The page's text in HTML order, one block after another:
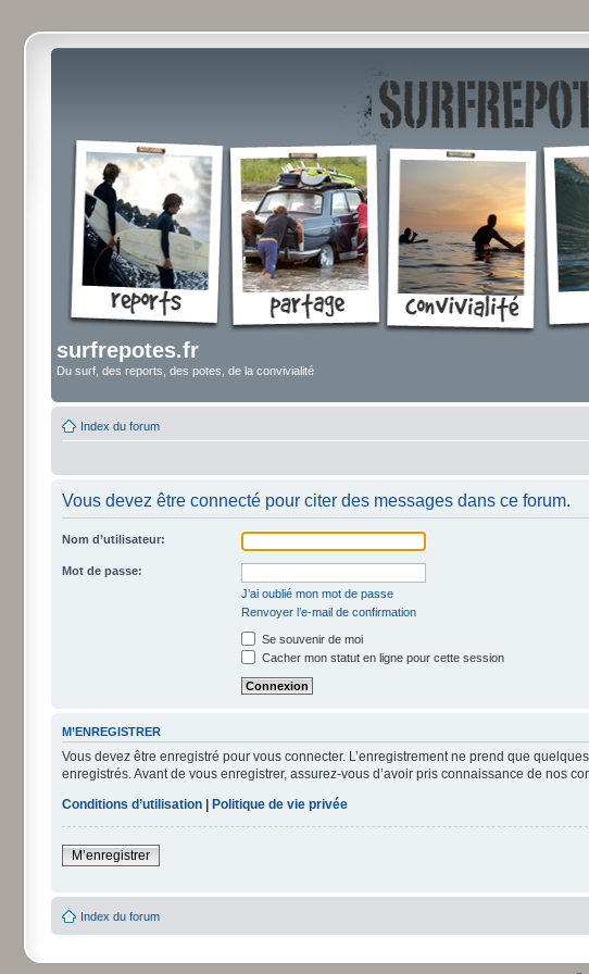
surfrepotes.fr
Du surf, des reports, des potes, de la convivialité
Index du forum
Vous devez être connecté pour citer des messages dans ce forum.
Nom d’utilisateur:
Mot de passe:
J’ai oublié mon mot de passe
Renvoyer l’e-mail de confirmation
Se souvenir de moi
Cacher mon statut en ligne pour cette session
M’ENREGISTRER
Vous devez être enregistré pour vous connecter. L’enregistrement ne prend que
enregistrés. Avant de vous enregistrer, assurez-vous d’avoir pris connaissance de nos
Conditions d’utilisation
Politique de vie privée
M’enregistrer
Index du forum